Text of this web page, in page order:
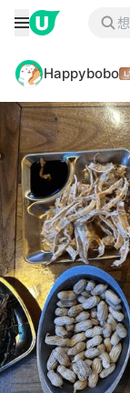
Happybobo